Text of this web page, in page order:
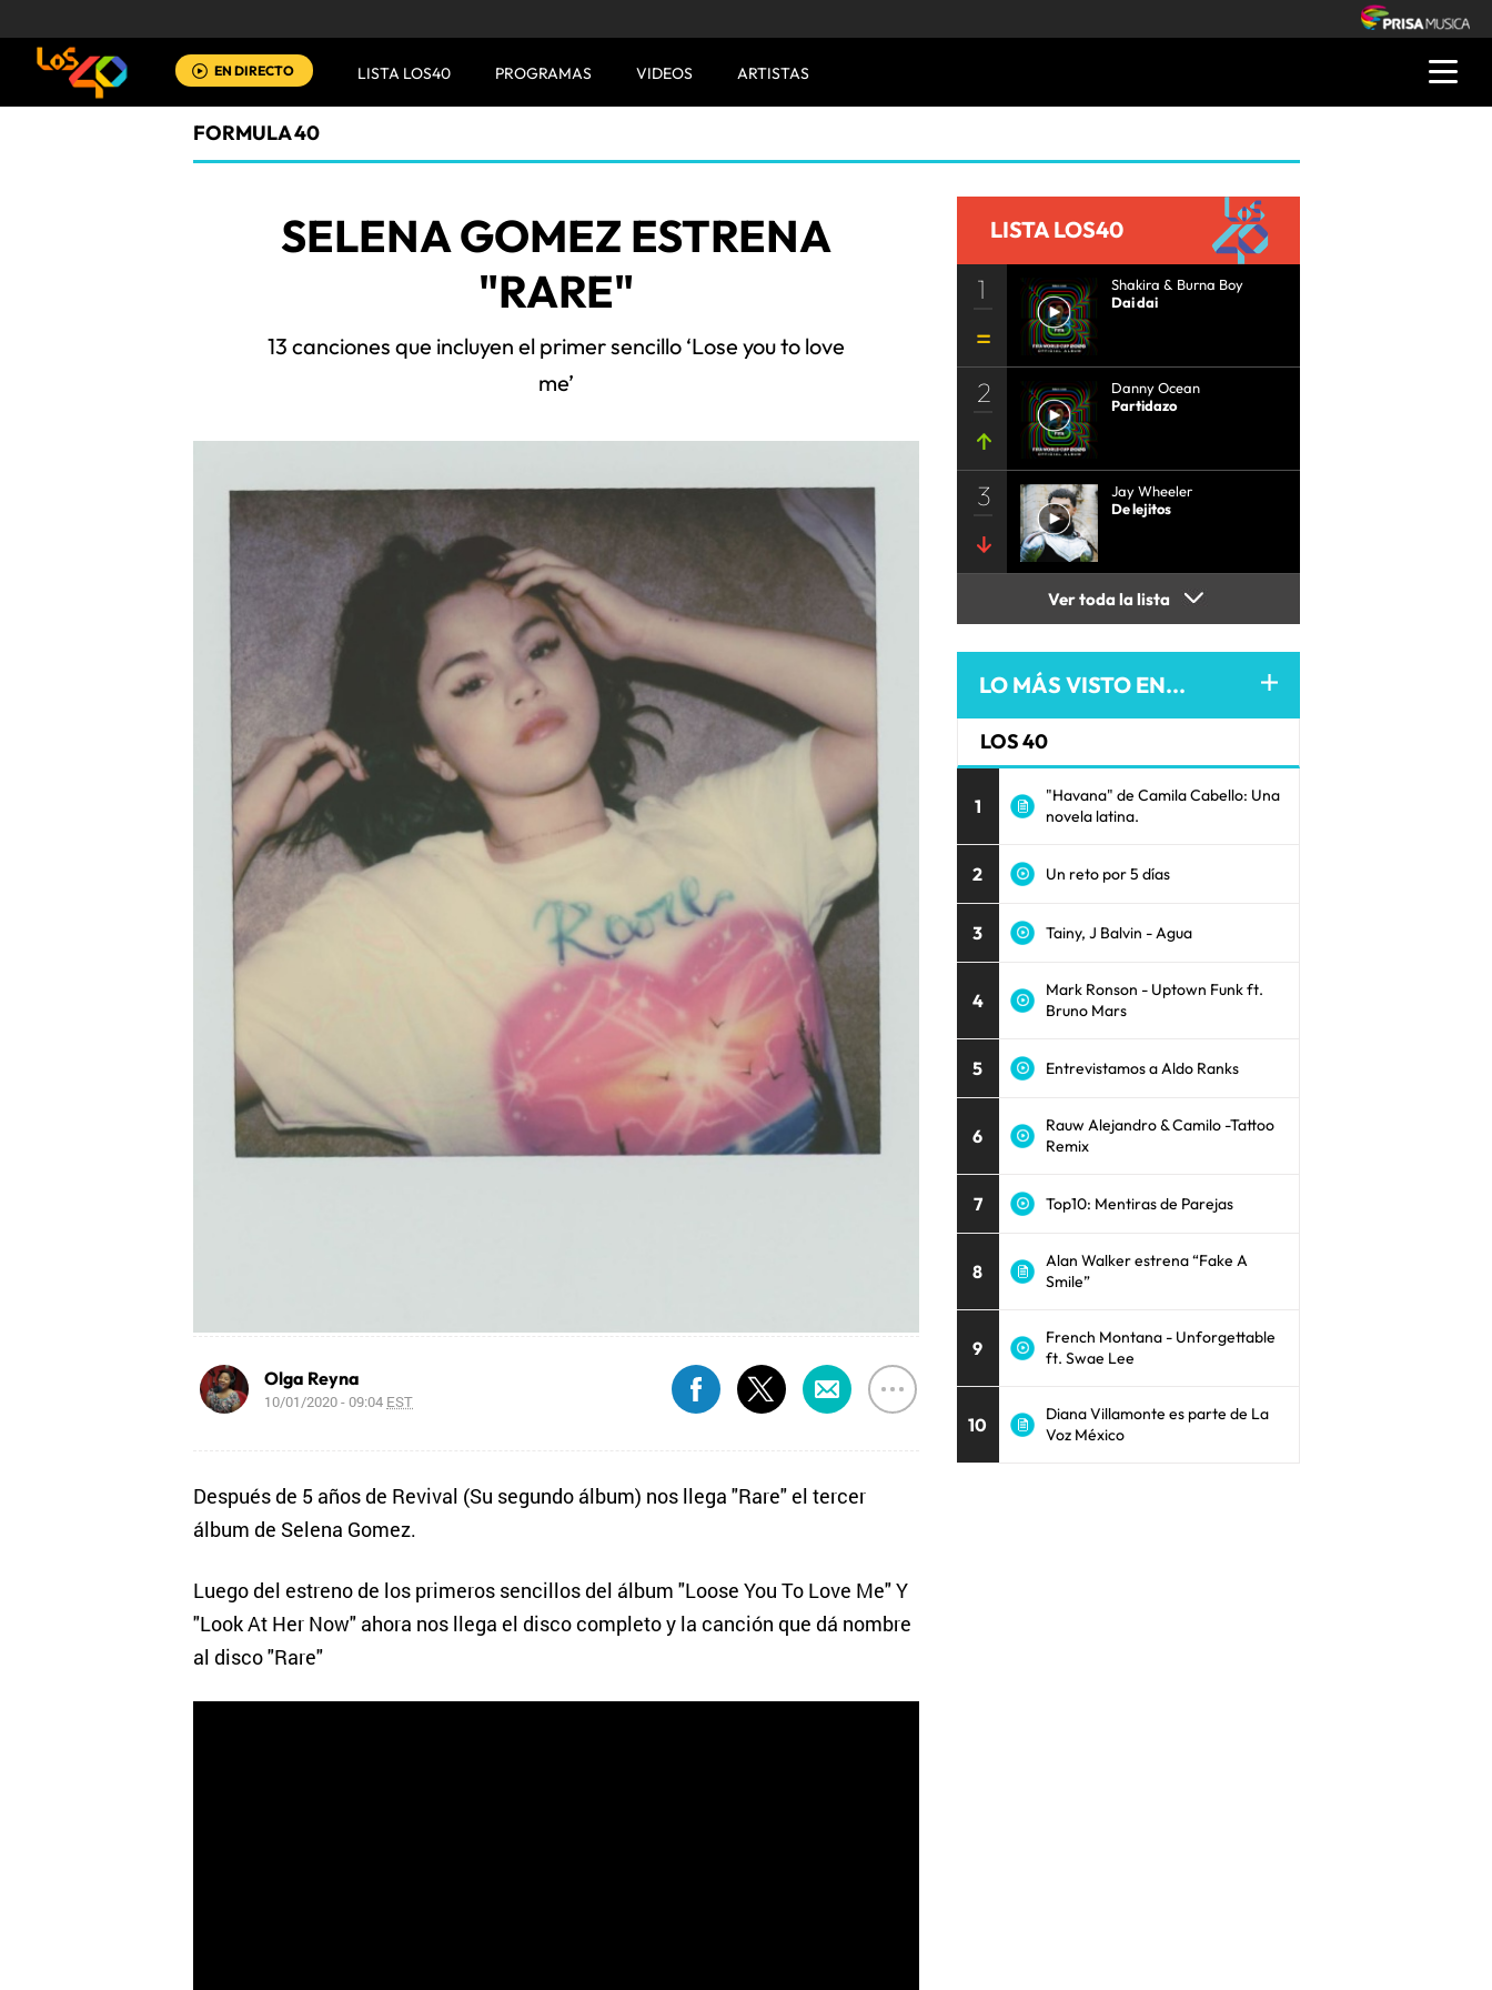
EN DIRECTO LISTA LOS40 PROGRAMAS VIDEOS ARTISTAS
FORMULA 40
SELENA GOMEZ ESTRENA
"RARE"
13 canciones que incluyen el primer sencillo ‘Lose you to love
me’
Olga Reyna
10/01/2020 - 09:04 EST
Después de 5 años de Revival (Su segundo álbum) nos llega "Rare" el tercer
álbum de Selena Gomez.
Luego del estreno de los primeros sencillos del álbum "Loose You To Love Me" Y
"Look At Her Now" ahora nos llega el disco completo y la canción que dá nombre
al disco "Rare"
LISTA LOS40
1
Shakira & Burna Boy
Dai dai
2
Danny Ocean
Partidazo
3
Jay Wheeler
De lejitos
Ver toda la lista
LO MÁS VISTO EN...
LOS 40
1
"Havana" de Camila Cabello: Una
novela latina.
2 Un reto por 5 días
3 Tainy, J Balvin - Agua
4
Mark Ronson - Uptown Funk ft.
Bruno Mars
5 Entrevistamos a Aldo Ranks
6
Rauw Alejandro & Camilo -Tattoo
Remix
7 Top10: Mentiras de Parejas
8
Alan Walker estrena “Fake A
Smile”
9
French Montana - Unforgettable
ft. Swae Lee
10
Diana Villamonte es parte de La
Voz México